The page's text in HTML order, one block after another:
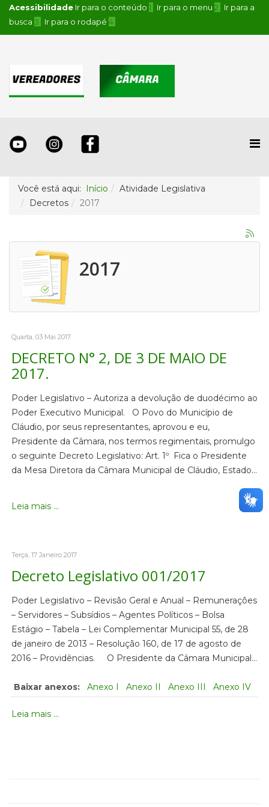
Acessibilidade Ir para o conteúdo 1 Ir para o menu 2
Ir para a
busca 3 Ir para o rodapé 4
Você está aqui: Início
Atividade Legislativa
Decretos
2017
2017
Quarta, 03 Mai 2017
DECRETO N° 2, DE 3 DE MAIO DE
2017.
Poder Legislativo – Autoriza a devolução de duodécimo ao
Poder Executivo Municipal. O Povo do Município de
Cláudio, por seus representantes, aprovou e eu,
Presidente da Câmara, nos termos regimentais, promulgo
o seguinte Decreto Legislativo: Art. 1º Fica o Presidente
da Mesa Diretora da Câmara Municipal de Cláudio, Estado…
Leia mais ...
Terça, 17 Janeiro 2017
Decreto Legislativo 001/2017
Poder Legislativo – Revisão Geral e Anual – Remunerações
– Servidores – Subsídios – Agentes Políticos – Bolsa
Estágio – Tabela – Lei Complementar Municipal 55, de 28
de janeiro de 2013 – Resolução 160, de 17 de agosto de
2016 – Providências. O Presidente da Câmara Municipal…
Baixar anexos: Anexo I Anexo II Anexo III Anexo IV
Leia mais ...